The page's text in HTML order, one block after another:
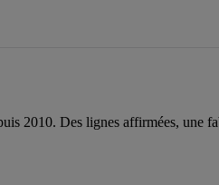
2010. Des lignes affirmées, une